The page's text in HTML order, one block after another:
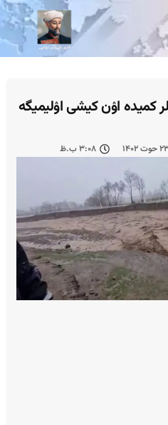
کمیده اۉن کیشی اۉلیمیگه
۱۴۰۲ ۳:۰۸ ب.ظ